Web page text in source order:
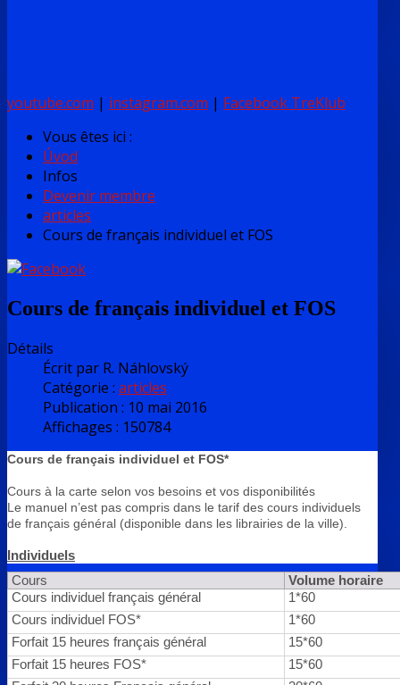
youtube.com | instagram.com | Facebook TreKlub
Vous êtes ici :
Úvod
Infos
Devenir membre
articles
Cours de français individuel et FOS
Cours de français individuel et FOS
Détails
Écrit par R. Náhlovský
Catégorie : articles
Publication : 10 mai 2016
Affichages : 150784
Cours de français individuel et FOS*
Cours à la carte selon vos besoins et vos disponibilités
Le manuel n’est pas compris dans le tarif des cours individuels
de français général (disponible dans les librairies de la ville).
Individuels
Cours
Volume horaire
Cours individuel français général
1*60
Cours individuel FOS*
1*60
Forfait 15 heures français général
15*60
Forfait 15 heures FOS*
15*60